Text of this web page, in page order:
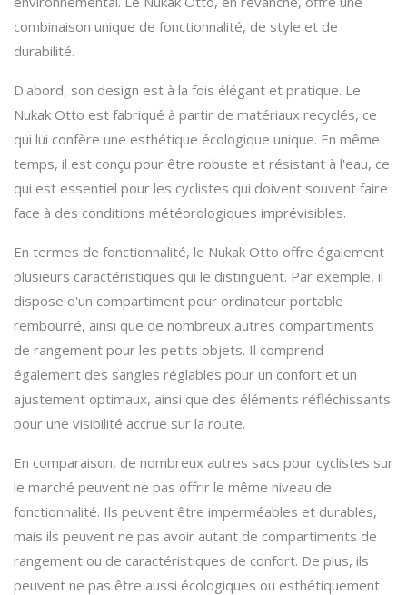
combinaison unique de fonctionnalité, de style et de
durabilité.
D'abord, son design est à la fois élégant et pratique. Le
Nukak Otto est fabriqué à partir de matériaux recyclés, ce
qui lui confère une esthétique écologique unique. En même
temps, il est conçu pour être robuste et résistant à l'eau, ce
qui est essentiel pour les cyclistes qui doivent souvent faire
face à des conditions météorologiques imprévisibles.
En termes de fonctionnalité, le Nukak Otto offre également
plusieurs caractéristiques qui le distinguent. Par exemple, il
dispose d'un compartiment pour ordinateur portable
rembourré, ainsi que de nombreux autres compartiments
de rangement pour les petits objets. Il comprend
également des sangles réglables pour un confort et un
ajustement optimaux, ainsi que des éléments réfléchissants
pour une visibilité accrue sur la route.
En comparaison, de nombreux autres sacs pour cyclistes sur
le marché peuvent ne pas offrir le même niveau de
fonctionnalité. Ils peuvent être imperméables et durables,
mais ils peuvent ne pas avoir autant de compartiments de
rangement ou de caractéristiques de confort. De plus, ils
peuvent ne pas être aussi écologiques ou esthétiquement